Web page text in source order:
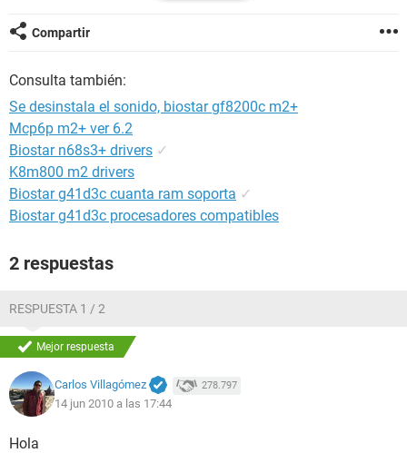
ufaa22@gmail.com
Compartir
Consulta también:
Se desinstala el sonido, biostar gf8200c m2+
Mcp6p m2+ ver 6.2
Biostar n68s3+ drivers ✓
K8m800 m2 drivers
Biostar g41d3c cuanta ram soporta ✓
Biostar g41d3c procesadores compatibles
2 respuestas
RESPUESTA 1 / 2
Mejor respuesta
Carlos Villagómez 278.797
14 jun 2010 a las 17:44
Hola